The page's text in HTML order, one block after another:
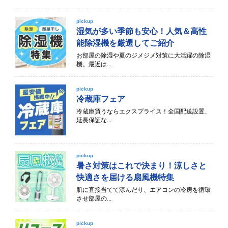
pickup
湿気が多い季節も安心！人気＆高性
能除湿機を厳選してご紹介
お部屋の除湿や夏のジメジメ対策に大活躍の除湿
機。最近は...
pickup
冷蔵庫フェア
冷蔵庫買うならエクスプライス！全国配送設置、
延長保証な...
pickup
暑さ対策はこれで決まり！涼しさと
快適さを届ける扇風機特集
肌に直接当てて涼んだり、エアコンの冷房を循環
させ部屋の...
pickup